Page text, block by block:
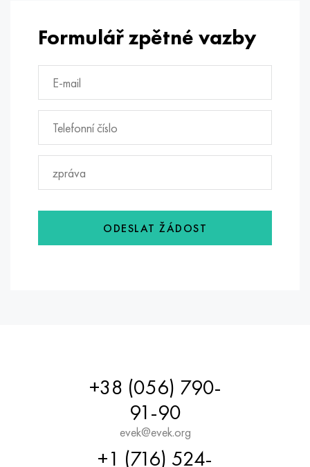
Formulář zpětné vazby
ODESLAT ŽÁDOST
+38 (056) 790-
91-90
evek@evek.org
+1 (716) 524-
Udimet 720